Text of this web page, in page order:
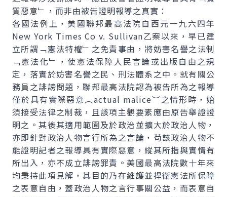
質惡意﹂，而非由被告證明報導之真實：
各國法例上，美國聯邦最高法院自西元一九六四年
New York Times Co v. Sullivan乙案以來，早已建
立所謂﹁憲法特權﹂之免責事由，將妨害名譽之法制
﹁憲法化﹂，使憲法保障人民言論或出版自由之規
定，落實於妨害名譽之民、刑法體系之中。就有關公
務員之誹謗問題，聯邦最高法院認為被告所為之報導
僅於具有實際惡意︵actual malice︶之情形時，始
須接受法律之制裁，且該項主觀要素應由原告舉證證
明之。其後其適用範圍及於政治並擴大於政治人物，
亦即針對政治人物言行所為之言論，苟該政治人物不
能證明記者之報導具有實際惡意，縱其所指與實情有
所出入，亦不成立誹謗罪責。美國最高法院數十年來
均秉持此項見解，其目的乃在維護並捍衛憲法所保障
之表意自由，蓋政治人物之言行事關公益，而表意自